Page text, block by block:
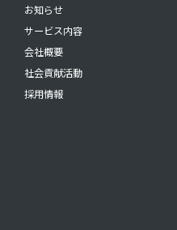
お知らせ
サービス内容
会社概要
社会貢献活動
採用情報